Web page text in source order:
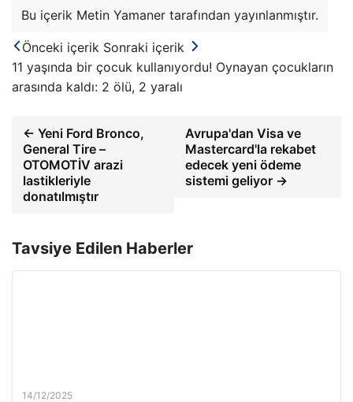
Bu içerik Metin Yamaner tarafından yayınlanmıştır.
Önceki içerik Sonraki içerik
11 yaşında bir çocuk kullanıyordu! Oynayan çocukların
arasında kaldı: 2 ölü, 2 yaralı
← Yeni Ford Bronco,
General Tire –
OTOMOTİV arazi
lastikleriyle
donatılmıştır
Avrupa'dan Visa ve
Mastercard'la rekabet
edecek yeni ödeme
sistemi geliyor →
Tavsiye Edilen Haberler
14/12/2025